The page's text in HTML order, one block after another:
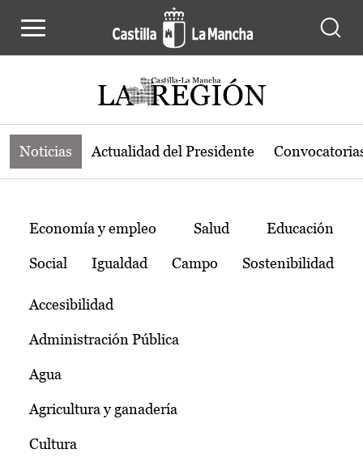
Noticias de la región de Castilla-La
Noticias Actualidad del Presidente
Temas
Economía y empleo Salud Educación
Social Igualdad Campo Sostenibilidad
Accesibilidad
Administración Pública
Agua
Agricultura y ganadería
Cultura